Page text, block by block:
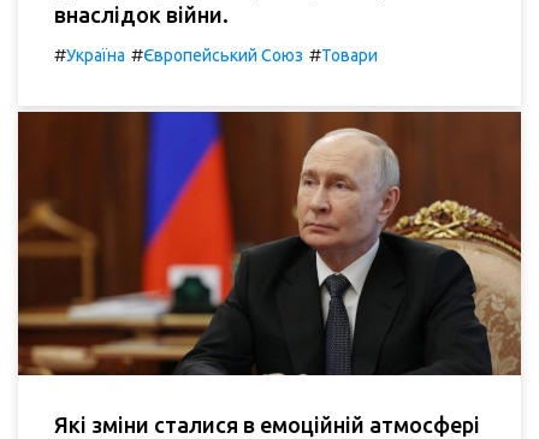
внаслідок війни.
#Україна #Європейський Союз #Товари
Які зміни сталися в емоційній атмосфері